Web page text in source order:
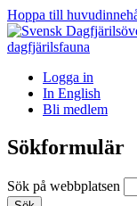
Hoppa till
Logga in
In English
Bli medlem
Sökformulär
Sök på webbplatsen